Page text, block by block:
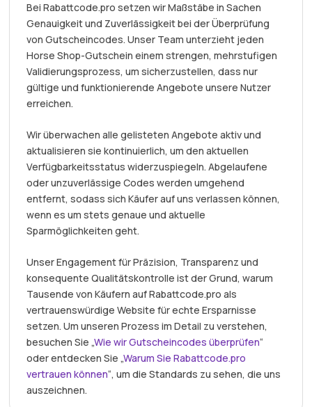
Bei Rabattcode.pro setzen wir Maßstäbe in Sachen
Genauigkeit und Zuverlässigkeit bei der Überprüfung
von Gutscheincodes. Unser Team unterzieht jeden
Horse Shop-Gutschein einem strengen, mehrstufigen
Validierungsprozess, um sicherzustellen, dass nur
gültige und funktionierende Angebote unsere Nutzer
erreichen.
Wir überwachen alle gelisteten Angebote aktiv und
aktualisieren sie kontinuierlich, um den aktuellen
Verfügbarkeitsstatus widerzuspiegeln. Abgelaufene
oder unzuverlässige Codes werden umgehend
entfernt, sodass sich Käufer auf uns verlassen können,
wenn es um stets genaue und aktuelle
Sparmöglichkeiten geht.
Unser Engagement für Präzision, Transparenz und
konsequente Qualitätskontrolle ist der Grund, warum
Tausende von Käufern auf Rabattcode.pro als
vertrauenswürdige Website für echte Ersparnisse
setzen. Um unseren Prozess im Detail zu verstehen,
besuchen Sie „Wie wir Gutscheincodes überprüfen“
oder entdecken Sie „Warum Sie Rabattcode.pro
vertrauen können“, um die Standards zu sehen, die uns
auszeichnen.